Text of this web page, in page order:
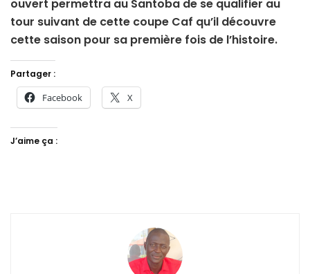
ouvert permettra au Santoba de se qualifier au
tour suivant de cette coupe Caf qu’il découvre
cette saison pour sa première fois de l’histoire.
Partager :
Facebook X
J’aime ça :